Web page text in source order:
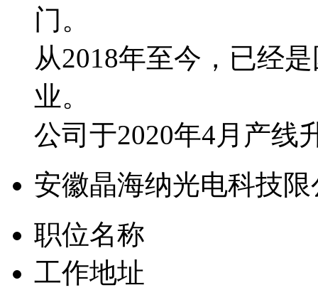
门。
从2018年至今，已经
业。
公司于2020年4月产线
安徽晶海纳光电科技
职位名称
工作地址